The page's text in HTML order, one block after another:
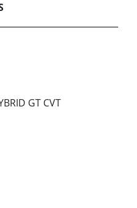
GT CVT